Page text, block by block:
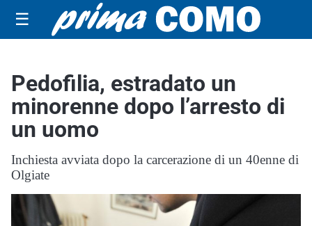
☰
Pedofilia, estradato un
minorenne dopo l’arresto di
un uomo
Inchiesta avviata dopo la carcerazione di un 40enne di
Olgiate